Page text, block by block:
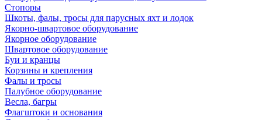
Стопоры
Шкоты, фалы, тросы для парусных яхт и лодок
Якорно-швартовое оборудование
Якорное оборудование
Швартовое оборудование
Буи и кранцы
Корзины и крепления
Фалы и тросы
Палубное оборудование
Весла, багры
Флагштоки и основания